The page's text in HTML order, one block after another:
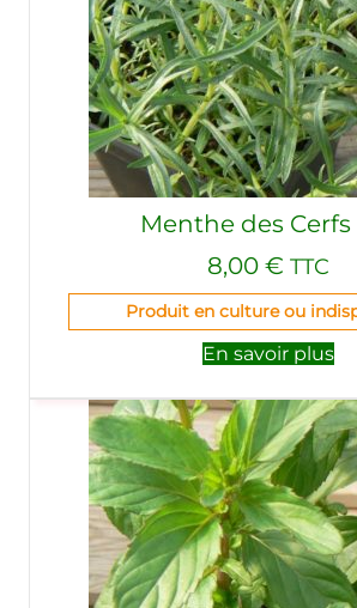
Menthe des Cerfs
8,00 € TTC
Produit en culture ou
En savoir plus